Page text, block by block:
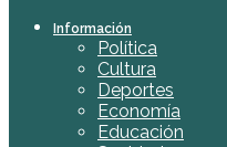
Información
Política
Cultura
Deportes
Economía
Educación